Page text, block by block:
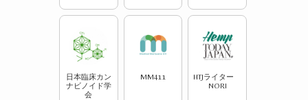
日本臨床カン
ナビノイド学
会
MM411
HTJライター
NORI